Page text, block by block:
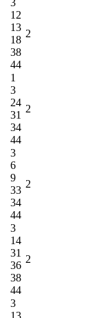
12
13
18
38
44
2
1
3
24
31
34
44
2
3
6
9
33
34
44
2
3
14
31
36
38
44
2
3
13